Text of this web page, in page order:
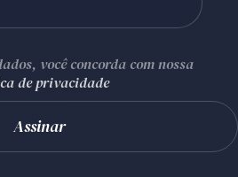
você concorda com nossa
de privacidade